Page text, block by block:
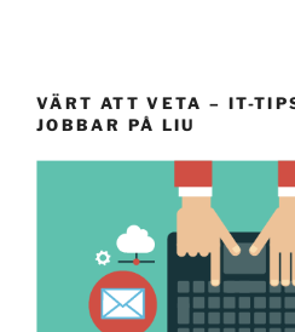
VÄRT ATT VETA – IT-
JOBBAR PÅ LIU